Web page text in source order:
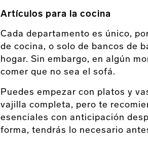
Artículos para la cocina
Cada departamento es único,
de cocina, o solo de bancos de
hogar. Sin embargo, en algún
comer que no sea el sofá.
Puedes empezar con platos y
vajilla completa, pero te
esenciales con anticipación
forma, tendrás lo necesario